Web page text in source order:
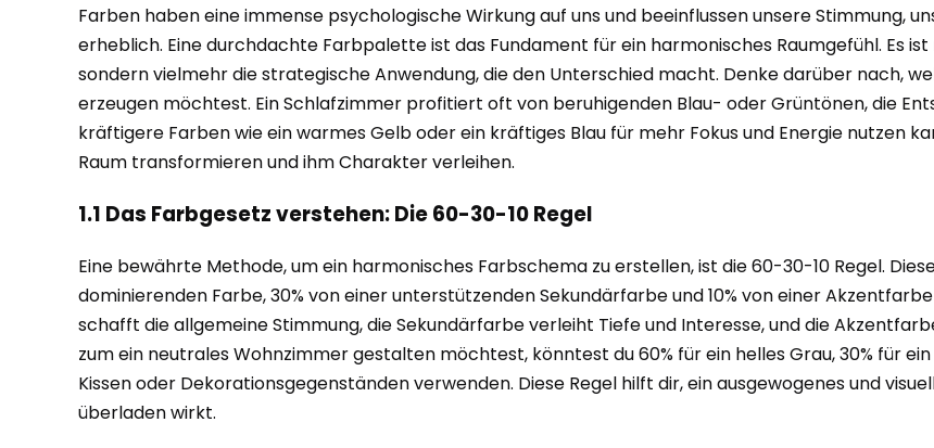
Farben haben eine immense psychologische Wirkung auf uns und beeinflussen unsere Stimmung,
erheblich. Eine durchdachte Farbpalette ist das Fundament für ein harmonisches Raumgefühl. Es
sondern vielmehr die strategische Anwendung, die den Unterschied macht. Denke darüber nach,
erzeugen möchtest. Ein Schlafzimmer profitiert oft von beruhigenden Blau- oder Grüntönen, die
kräftigere Farben wie ein warmes Gelb oder ein kräftiges Blau für mehr Fokus und Energie nutzen
Raum transformieren und ihm Charakter verleihen.
1.1 Das Farbgesetz verstehen: Die 60-30-10 Regel
Eine bewährte Methode, um ein harmonisches Farbschema zu erstellen, ist die 60-30-10 Regel.
dominierenden Farbe, 30% von einer unterstützenden Sekundärfarbe und 10% von einer
schafft die allgemeine Stimmung, die Sekundärfarbe verleiht Tiefe und Interesse, und die
zum ein neutrales Wohnzimmer gestalten möchtest, könntest du 60% für ein helles Grau, 30% für
Kissen oder Dekorationsgegenständen verwenden. Diese Regel hilft dir, ein ausgewogenes und
überladen wirkt.